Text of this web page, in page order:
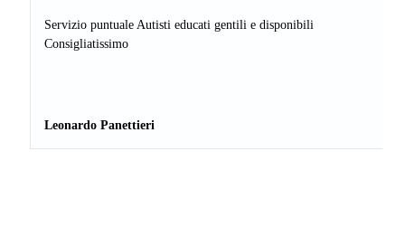
Servizio puntuale Autisti educati gentili e disponibili
Consigliatissimo
Leonardo Panettieri